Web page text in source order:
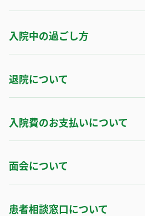
入院中の過ごし方
退院について
入院費のお支払いについて
面会について
患者相談窓口について